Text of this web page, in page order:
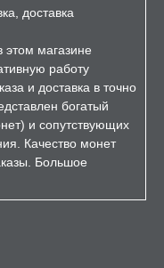
доставка
этом магазине
работу
и доставка в точно
богатый
и сопутствующих
Качество монет
Большое